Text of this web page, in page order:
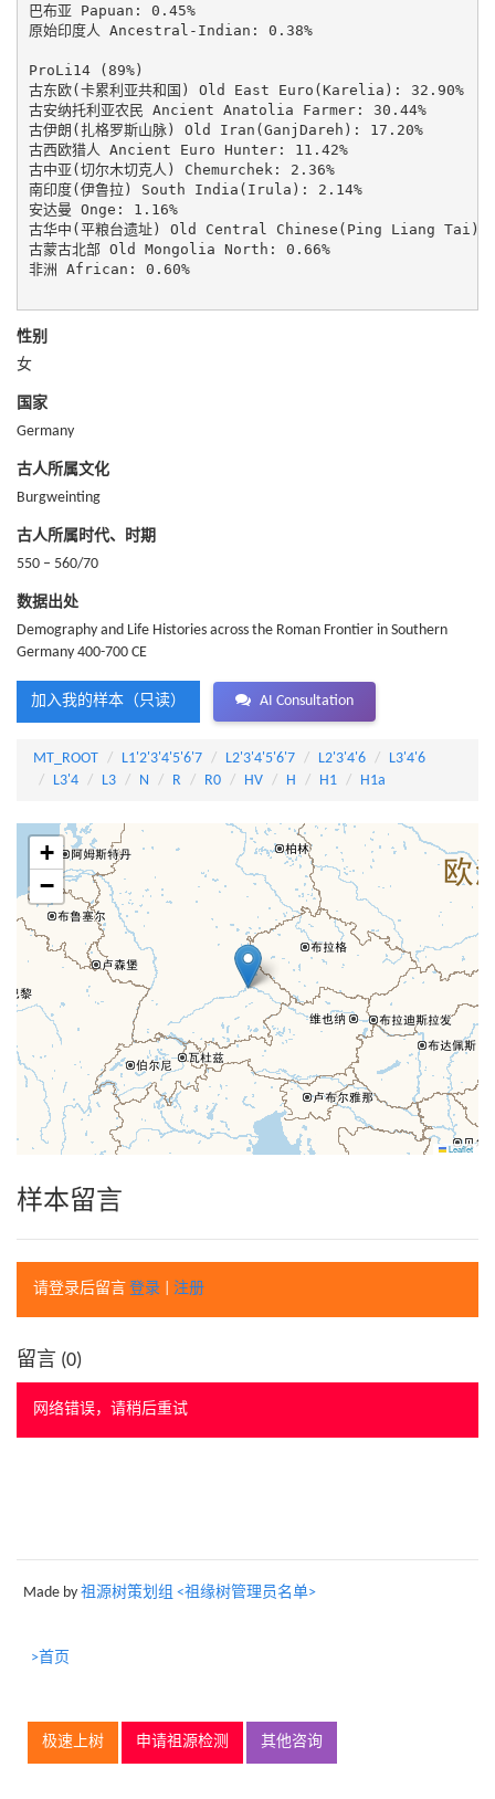
巴布亚 Papuan: 0.45%
原始印度人 Ancestral-Indian: 0.38%
ProLi14 (89%)
古东欧(卡累利亚共和国) Old East Euro(Karelia): 32.90%
古安纳托利亚农民 Ancient Anatolia Farmer: 30.44%
古伊朗(扎格罗斯山脉) Old Iran(GanjDareh): 17.20%
古西欧猎人 Ancient Euro Hunter: 11.42%
古中亚(切尔木切克人) Chemurchek: 2.36%
南印度(伊鲁拉) South India(Irula): 2.14%
安达曼 Onge: 1.16%
古华中(平粮台遗址) Old Central Chinese(Ping Liang Tai):
古蒙古北部 Old Mongolia North: 0.66%
非洲 African: 0.60%
性别
女
国家
Germany
古人所属文化
Burgweinting
古人所属时代、时期
550 – 560/70
数据出处
Demography and Life Histories across the Roman Frontier in Southern
Germany 400-700 CE
加入我的样本（只读） AI Consultation
MT_ROOT L1'2'3'4'5'6'7 L2'3'4'5'6'7 L2'3'4'6
L3'4'6
L3'4
L3 N R R0 HV H H1 H1a
+
−
Leaflet
样本留言
请登录后留言 登录 注册
留言 (0)
网络错误，请稍后重试
Made by 祖源树策划组 <祖缘树管理员名单>
>首页
极速上树 申请祖源检测 其他咨询